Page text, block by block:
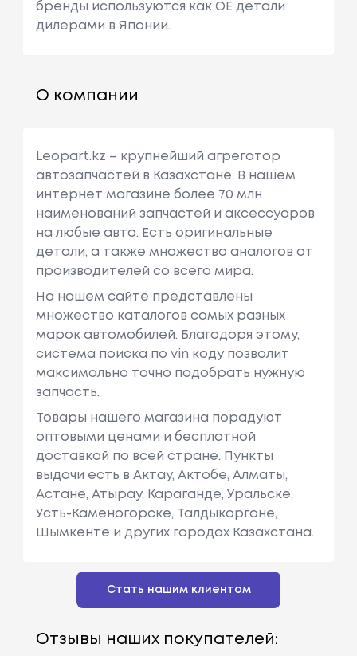
бренды используются как ОЕ детали
дилерами в Японии.
О компании
Leopart.kz – крупнейший агрегатор
автозапчастей в Казахстане. В нашем
интернет магазине более 70 млн
наименований запчастей и аксессуаров
на любые авто. Есть оригинальные
детали, а также множество аналогов от
производителей со всего мира.
На нашем сайте представлены
множество каталогов самых разных
марок автомобилей. Благодоря этому,
система поиска по vin коду позволит
максимально точно подобрать нужную
запчасть.
Товары нашего магазина порадуют
оптовыми ценами и бесплатной
доставкой по всей стране. Пункты
выдачи есть в Актау, Актобе, Алматы,
Астане, Атырау, Караганде, Уральске,
Усть-Каменогорске, Талдыкоргане,
Шымкенте и других городах Казахстана.
Стать нашим клиентом
Отзывы наших покупателей: